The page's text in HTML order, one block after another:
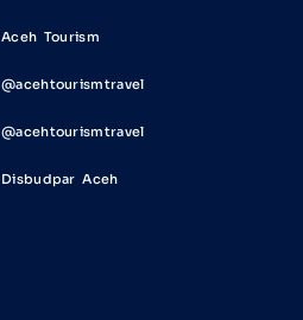
Aceh Tourism
@acehtourismtravel
@acehtourismtravel
Disbudpar Aceh